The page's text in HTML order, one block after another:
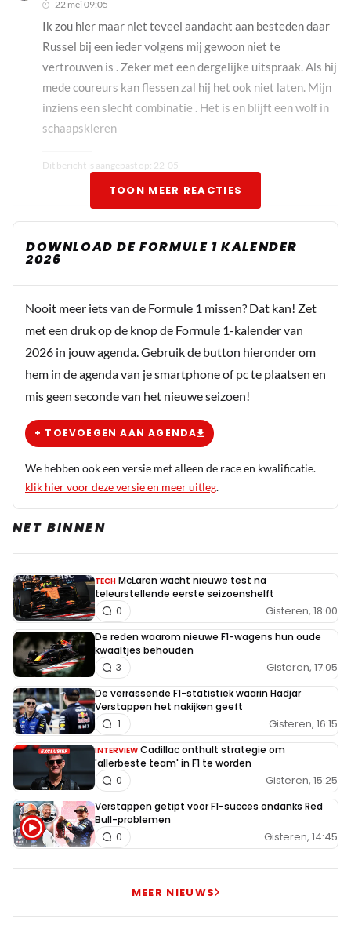
22 mei 09:05
Ik zou hier maar niet teveel aandacht aan besteden daar
Russel bij een ieder volgens mij gewoon niet te
vertrouwen is . Zeker met een dergelijke uitspraak. Als hij
mede coureurs kan flessen zal hij het ook niet laten. Mijn
inziens een slecht combinatie . Het is en blijft een wolf in
schaapskleren
Dit bericht is aangepast op: 22-05
TOON MEER REACTIES
DOWNLOAD DE FORMULE 1 KALENDER
2026
Nooit meer iets van de Formule 1 missen? Dat kan! Zet
met een druk op de knop de Formule 1-kalender van
2026 in jouw agenda. Gebruik de button hieronder om
hem in de agenda van je smartphone of pc te plaatsen en
mis geen seconde van het nieuwe seizoen!
+ TOEVOEGEN AAN AGENDA
We hebben ook een versie met alleen de race en kwalificatie.
klik hier voor deze versie en meer uitleg.
NET BINNEN
TECH McLaren wacht nieuwe test na
teleurstellende eerste seizoenshelft
Gisteren, 18:00
0
De reden waarom nieuwe F1-wagens hun oude
kwaaltjes behouden
Gisteren, 17:05
3
De verrassende F1-statistiek waarin Hadjar
Verstappen het nakijken geeft
Gisteren, 16:15
1
INTERVIEW Cadillac onthult strategie om
'allerbeste team' in F1 te worden
Gisteren, 15:25
0
Verstappen getipt voor F1-succes ondanks Red
Bull-problemen
Gisteren, 14:45
0
MEER NIEUWS